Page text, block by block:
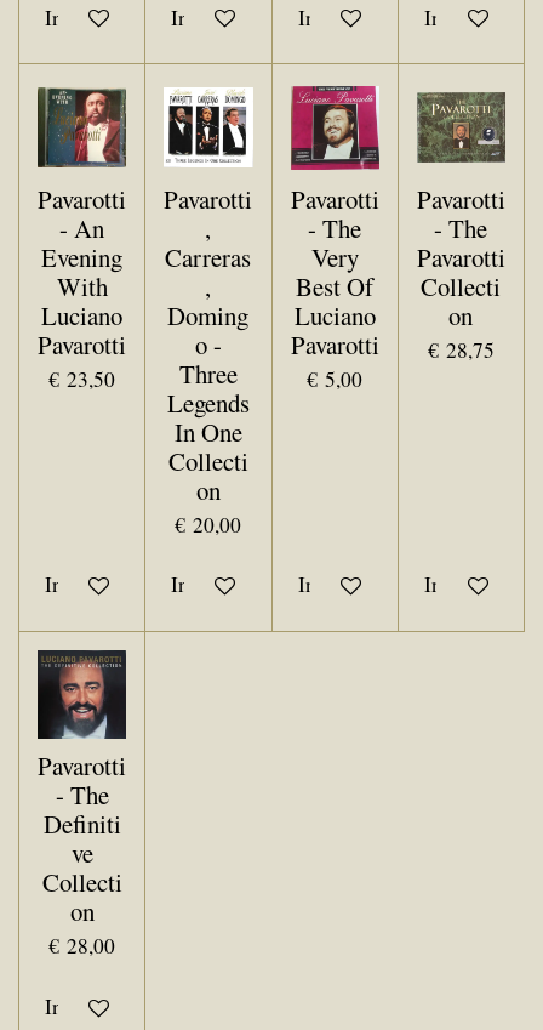
In winkelwagenIn winkelwagenIn winkelwagen
In
Pavarotti
- An
Evening
With
Luciano
Pavarotti
€ 23,50
In winkelwagen
Pavarotti
,
Carreras
,
Doming
o -
Three
Legends
In One
Collecti
on
€ 20,00
In winkelwagen
Pavarotti
- The
Very
Best Of
Luciano
Pavarotti
€ 5,00
In winkelwagen
Pavarotti
- The
Pavarotti
Collecti
on
€ 28,75
In
Pavarotti
- The
Definiti
ve
Collecti
on
€ 28,00
In winkelwagen